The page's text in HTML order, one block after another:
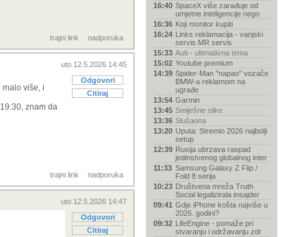
trajni link nadporuka
uto 12.5.2026 14:45
Odgovori
Citiraj
više, i
znam da
trajni link nadporuka
uto 12.5.2026 14:47
Odgovori
Citiraj
16:40 SpaceX više zarađuje od
umjetne inteligencije nego
16:36 Koji monitor kupiti
16:24 Links reklamacija - vanjski
servis MR servis
15:33 Auti - ultimativna tema
15:02 Youtube premium
14:39 Spider-Man "napao" vozače
BMW-a reklamom na
ugrađe
13:54 Garmin
13:45 Smiješne slike
13:36 Slušaona
13:20 Uputa: Stremio 2026 najbolji
setup
12:39 Rusija ubrzava raspad
jedinstvenog globalnog inter
11:33 Samsung Galaxy Z Flip /
Fold 8 serija
10:23 Društvena mreža Truth
Social legalizirala insajder
09:41 Gdje iPhone košta najviše u
2026. godini?
09:32 LifeEngine - pomaže pri
stvaranju i održavanju zdr